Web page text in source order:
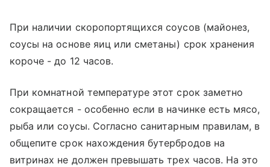
При наличии скоропортящихся соусов (майонез,
соусы на основе яиц или сметаны) срок хранения
короче - до 12 часов.
При комнатной температуре этот срок заметно
сокращается - особенно если в начинке есть мясо,
рыба или соусы. Согласно санитарным правилам, в
общепите срок нахождения бутербродов на
витринах не должен превышать трех часов. На это